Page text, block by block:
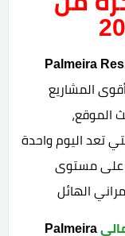
Palmeira
المشاريع
الموقع،
تعد اليوم واحدة
على مستوى
الهائل
Palmeira